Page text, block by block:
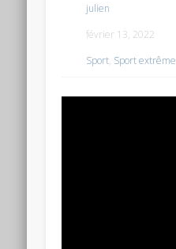
julien
février 13, 2022
Sport, Sport extrême